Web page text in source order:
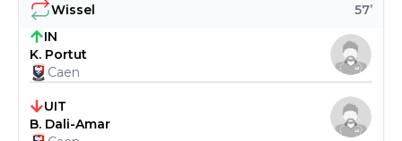
Wissel 57’
IN
K. Portut
Caen
UIT
B. Dali-Amar